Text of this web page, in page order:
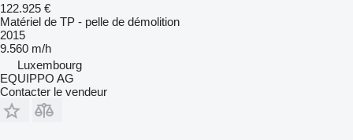
122.925 €
Matériel de TP - pelle de démolition
2015
9.560 m/h
Luxembourg
EQUIPPO AG
Contacter le vendeur